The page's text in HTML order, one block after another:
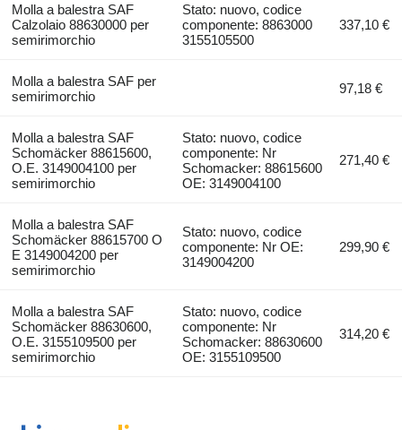
Molla a balestra SAF
Calzolaio 88630000 per
semirimorchio
Stato: nuovo, codice
componente: 8863000
3155105500
337,10 €
Molla a balestra SAF per
semirimorchio
97,18 €
Molla a balestra SAF
Schomäcker 88615600,
O.E. 3149004100 per
semirimorchio
Stato: nuovo, codice
componente: Nr
Schomacker: 88615600
OE: 3149004100
271,40 €
Molla a balestra SAF
Schomäcker 88615700 O
E 3149004200 per
semirimorchio
Stato: nuovo, codice
componente: Nr OE:
3149004200
299,90 €
Molla a balestra SAF
Schomäcker 88630600,
O.E. 3155109500 per
semirimorchio
Stato: nuovo, codice
componente: Nr
Schomacker: 88630600
OE: 3155109500
314,20 €